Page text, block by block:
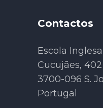
Contactos
Escola
Cucujães, 402
3700-096 S.
Portugal